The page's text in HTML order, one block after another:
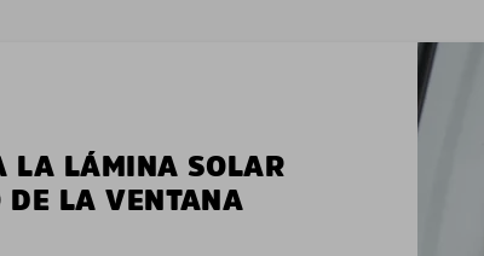
LA LÁMINA SOLAR
DE LA VENTANA